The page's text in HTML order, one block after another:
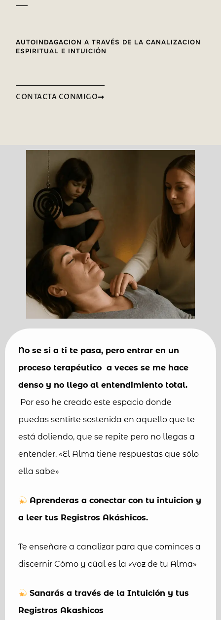
AUTOINDAGACION A TRAVÉS DE LA CANALIZACION
ESPIRITUAL E INTUICIÓN
CONTACTA CONMIGO
No se si a ti te pasa, pero entrar en un
proceso terapéutico a veces se me hace
denso y no llego al entendimiento total.
Por eso he creado este espacio donde
puedas sentirte sostenida en aquello que te
está doliendo, que se repite pero no llegas a
entender. «El Alma tiene respuestas que sólo
ella sabe»
Aprenderas a conectar con tu intuicion y
a leer tus Registros Akáshicos.
Te enseñare a canalizar para que cominces a
discernir Cómo y cúal es la «voz de tu Alma»
Sanarás a través de la Intuición y tus
Registros Akashicos